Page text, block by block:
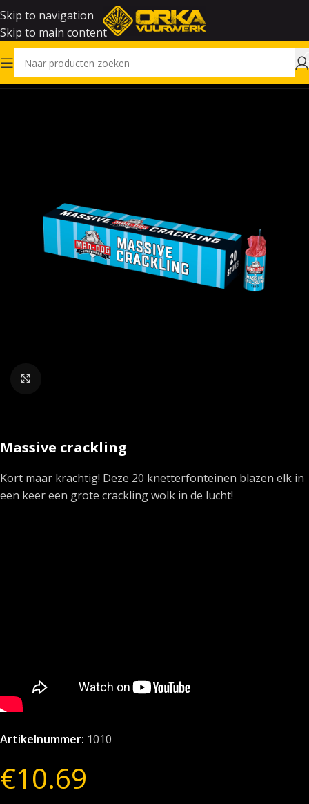
Skip to navigation
Skip to main content
Home Vuurwerk
Massive crackling
Kort maar krachtig! Deze 20 knetterfonteinen blazen elk in
een keer een grote crackling wolk in de lucht!
Artikelnummer: 1010
€10.69